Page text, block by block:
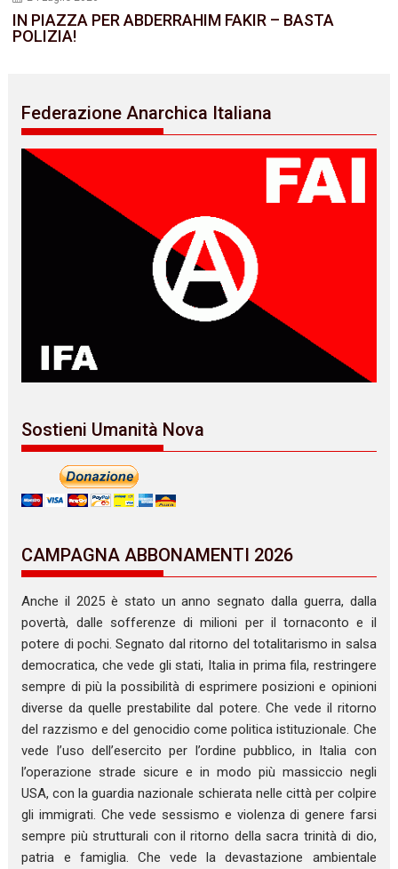
IN PIAZZA PER ABDERRAHIM FAKIR – BASTA
POLIZIA!
Federazione Anarchica Italiana
Sostieni Umanità Nova
CAMPAGNA ABBONAMENTI 2026
Anche il 2025 è stato un anno segnato dalla guerra, dalla
povertà, dalle sofferenze di milioni per il tornaconto e il
potere di pochi. Segnato dal ritorno del totalitarismo in salsa
democratica, che vede gli stati, Italia in prima fila, restringere
sempre di più la possibilità di esprimere posizioni e opinioni
diverse da quelle prestabilite dal potere. Che vede il ritorno
del razzismo e del genocidio come politica istituzionale. Che
vede l’uso dell’esercito per l’ordine pubblico, in Italia con
l’operazione strade sicure e in modo più massiccio negli
USA, con la guardia nazionale schierata nelle città per colpire
gli immigrati. Che vede sessismo e violenza di genere farsi
sempre più strutturali con il ritorno della sacra trinità di dio,
patria e famiglia. Che vede la devastazione ambientale